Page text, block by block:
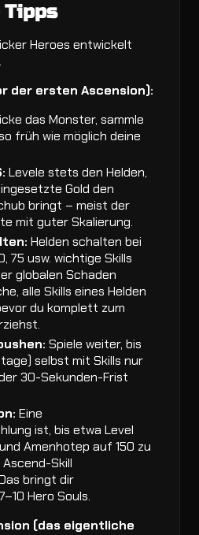
Heroes entwickelt
der ersten Ascension):
das Monster, sammle
früh wie möglich deine
Levele stets den Helden,
Gold den
bringt – meist der
mit guter Skalierung.
Helden schalten bei
75 usw. wichtige Skills
globalen Schaden
alle Skills eines Helden
du komplett zum
Spiele weiter, bis
selbst mit Skills nur
30-Sekunden-Frist
Eine
ist, bis etwa Level
Amenhotep auf 150 zu
Skill
bringt dir
Hero Souls.
(das eigentliche